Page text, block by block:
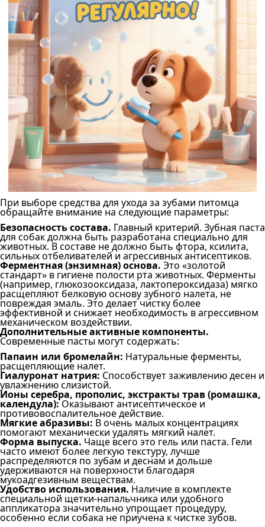
При выборе средства для ухода за зубами питомца
обращайте внимание на следующие параметры:
Безопасность состава. Главный критерий. Зубная паста
для собак должна быть разработана специально для
животных. В составе не должно быть фтора, ксилита,
сильных отбеливателей и агрессивных антисептиков.
Ферментная (энзимная) основа. Это «золотой
стандарт» в гигиене полости рта животных. Ферменты
(например, глюкозооксидаза, лактопероксидаза) мягко
расщепляют белковую основу зубного налета, не
повреждая эмаль. Это делает чистку более
эффективной и снижает необходимость в агрессивном
механическом воздействии.
Дополнительные активные компоненты.
Современные пасты могут содержать:
Папаин или бромелайн: Натуральные ферменты,
расщепляющие налет.
Гиалуронат натрия: Способствует заживлению десен и
увлажнению слизистой.
Ионы серебра, прополис, экстракты трав (ромашка,
календула):Оказывают антисептическое и
противовоспалительное действие.
Мягкие абразивы: В очень малых концентрациях
помогают механически удалять мягкий налет.
Форма выпуска. Чаще всего это гель или паста. Гели
часто имеют более легкую текстуру, лучше
распределяются по зубам и деснам и дольше
удерживаются на поверхности благодаря
мукоадгезивным веществам.
Удобство использования. Наличие в комплекте
специальной щетки-напальчника или удобного
аппликатора значительно упрощает процедуру,
особенно если собака не приучена к чистке зубов.